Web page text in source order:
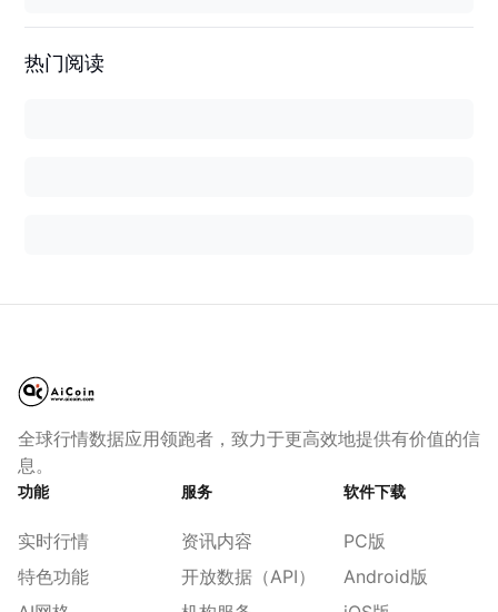
热门阅读
全球行情数据应用领跑者，致力于更高效地提供有价值的信
息。
功能
实时行情
特色功能
服务
资讯内容
开放数据（API）
软件下载
PC版
Android版